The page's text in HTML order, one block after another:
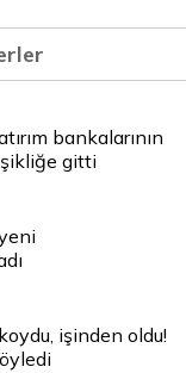
bankalarının
gitti
işinden oldu!